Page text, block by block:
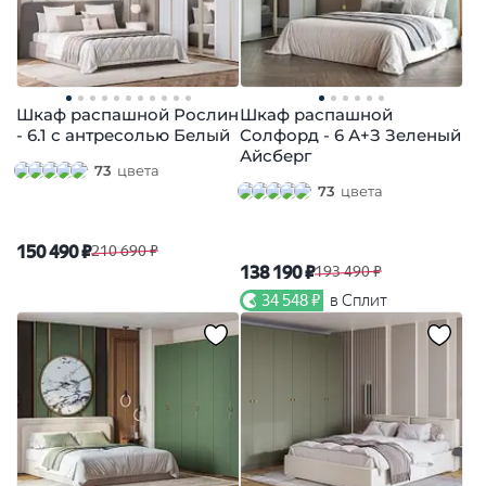
Шкаф распашной Рослин
- 6.1 с антресолью Белый
73 цвета
150 490 ₽210 690 ₽
Шкаф распашной
Солфорд - 6 А+З Зеленый
Айсберг
73 цвета
138 190 ₽193 490 ₽
34 548 ₽ в Сплит